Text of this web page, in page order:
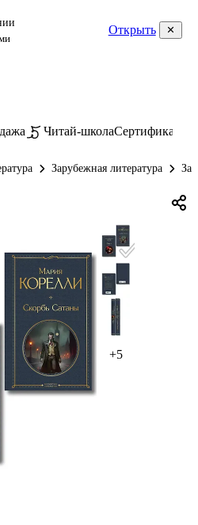
Открыть
Читай-школаСертификаты
Зарубежная литература
+5